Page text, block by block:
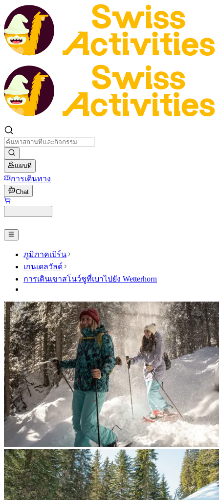
แผนที่
การเดินทาง
Chat
ภูมิภาคเบิร์น
เกนเดลวัลด์
การเดินเขาสโนว์ชูที่เบาไปยัง Wetterhorn